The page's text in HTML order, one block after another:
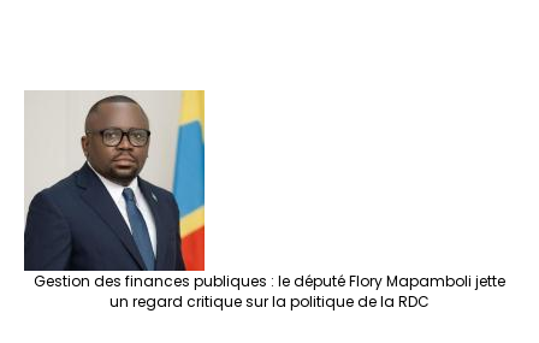
Gestion des finances publiques : le député Flory Mapamboli jette
un regard critique sur la politique de la RDC